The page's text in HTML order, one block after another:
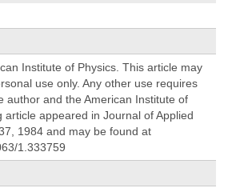
Institute of Physics. This article may
use only. Any other use requires
author and the American Institute of
article appeared in Journal of Applied
1984 and may be found at
1.333759